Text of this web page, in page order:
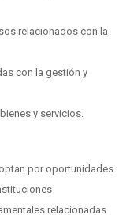
relacionados con la
con la gestión y
y servicios.
por oportunidades
relacionadas